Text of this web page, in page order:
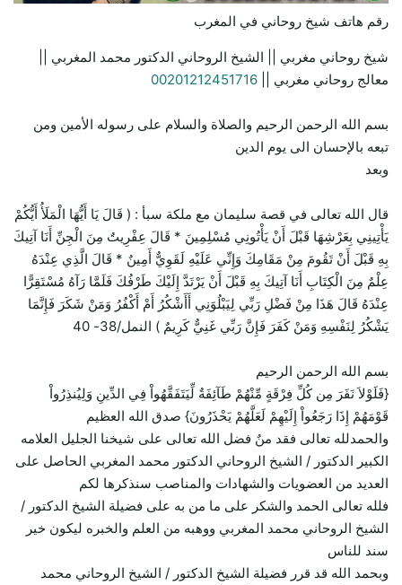
رقم هاتف شيخ روحاني في المغرب
شيخ روحاني مغربي || الشيخ الروحاني الدكتور محمد المغربي ||
معالج روحاني مغربي || 00201212451716
بسم الله الرحمن الرحيم والصلاة والسلام على رسوله الأمين ومن
تبعه بالإحسان الى يوم الدين
وبعد
قال الله تعالى في قصة سليمان مع ملكة سبأ : ( قَالَ يَا أَيُّهَا الْمَلَأُ أَيُّكُمْ
يَأْتِينِي بِعَرْشِهَا قَبْلَ أَنْ يَأْتُونِي مُسْلِمِينَ * قَالَ عِفْرِيتٌ مِنَ الْجِنِّ أَنَا آتِيكَ
بِهِ قَبْلَ أَنْ تَقُومَ مِنْ مَقَامِكَ وَإِنِّي عَلَيْهِ لَقَوِيٌّ أَمِينٌ * قَالَ الَّذِي عِنْدَهُ
عِلْمٌ مِنَ الْكِتَابِ أَنَا آتِيكَ بِهِ قَبْلَ أَنْ يَرْتَدَّ إِلَيْكَ طَرْفُكَ فَلَمَّا رَآهُ مُسْتَقِرًّا
عِنْدَهُ قَالَ هَذَا مِنْ فَضْلِ رَبِّي لِيَبْلُوَنِي أَأَشْكُرُ أَمْ أَكْفُرُ وَمَنْ شَكَرَ فَإِنَّمَا
يَشْكُرُ لِنَفْسِهِ وَمَنْ كَفَرَ فَإِنَّ رَبِّي غَنِيٌّ كَرِيمٌ ) النمل/38- 40
بسم الله الرحمن الرحيم
{فَلَوْلاَ نَفَرَ مِن كُلِّ فِرْقَةٍ مِّنْهُمْ طَآئِفَةٌ لِّيَتَفَقَّهُواْ فِي الدِّينِ وَلِيُنذِرُواْ
قَوْمَهُمْ إِذَا رَجَعُواْ إِلَيْهِمْ لَعَلَّهُمْ يَحْذَرُونَ} صدق الله العظيم
والحمدلله تعالى فقد منٌ فضل الله تعالى على شيخنا الجليل العلامه
الكبير الدكتور / الشيخ الروحاني الدكتور محمد المغربي الحاصل على
العديد من العضويات والشهادات والمناصب سنذكرها لكم
فلله تعالى الحمد والشكر على ما من به على فضيلة الشيخ الدكتور /
الشيخ الروحاني محمد المغربي ووهبه من العلم والخبره ليكون خير
سند للناس
وبحمد الله قد قرر فضيلة الشيخ الدكتور / الشيخ الروحاني محمد